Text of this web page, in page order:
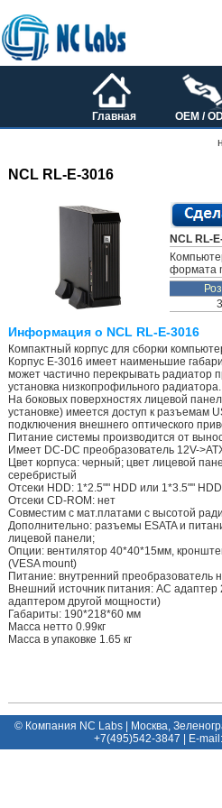
Главная OEM /
NCL RL-E-3016
NCL RL-
формата
Информация о NCL RL-E-3016
Компактный корпус для сборки
Корпус E-3016 имеет наименьшие
может частично перекрывать радиатор
установка низкопрофильного радиатора.
На боковых поверхностях лицевой
установке) имеется доступ к разъемам
подключения внешнего оптического
Питание системы производится от
Имеет DC-DC преобразователь 12V-
Цвет корпуса: черный; цвет лицевой
серебристый
Отсеки HDD: 1*2.5"" HDD или 1*3.5"" HDD
Отсеки CD-ROM: нет
Совместим с мат.платами с высотой
Дополнительно: разъемы ESATA и
лицевой панели;
Опции: вентилятор 40*40*15мм,
(VESA mount)
Питание: внутренний преобразователь
Внешний источник питания: AC адаптер
адаптером другой мощности)
Габариты: 190*218*60 мм
Масса нетто 0.99кг
Масса в упаковке 1.65 кг
© Компания NC Labs | Москва,
+7(495)542-3847 | E-mail: